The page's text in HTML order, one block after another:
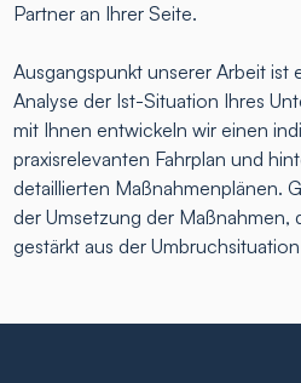
Partner an Ihrer Seite.
Ausgangspunkt unserer Arbeit ist
Analyse der Ist-Situation Ihres
mit Ihnen entwickeln wir einen
praxisrelevanten Fahrplan und
detaillierten Maßnahmenplänen.
der Umsetzung der Maßnahmen,
gestärkt aus der